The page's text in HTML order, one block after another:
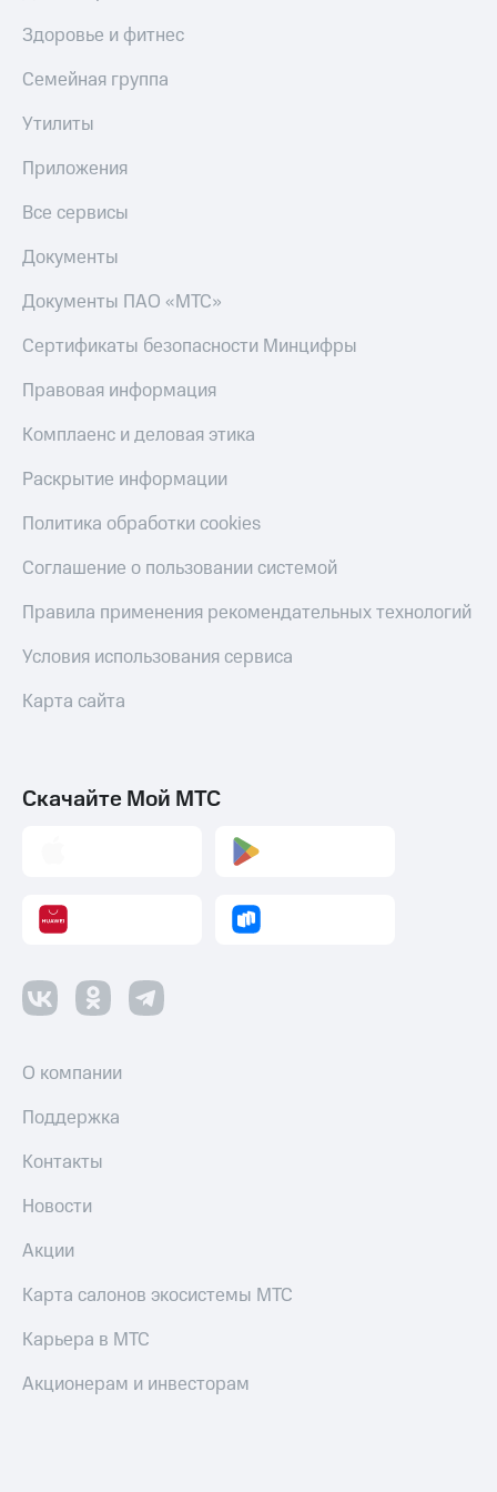
номер
Пополнить
другого
оператора
Оплата
интернета
и
с
на карту
МТС Pay
Оплата
по QR-
коду
магазин
Смартфоны
Наушники
и
часы
Акции
и
Все
Здоровье и фитнес
Семейная группа
Утилиты
Приложения
Все сервисы
Документы
Документы ПАО «МТС»
Сертификаты безопасности Минцифры
Правовая информация
Комплаенс и деловая этика
Раскрытие информации
Политика обработки cookies
Соглашение о пользовании системой
Правила применения рекомендательных технологий
Условия использования сервиса
Карта сайта
Скачайте Мой МТС
О компании
Поддержка
Контакты
Новости
Акции
Карта салонов экосистемы МТС
Карьера в МТС
Акционерам и инвесторам